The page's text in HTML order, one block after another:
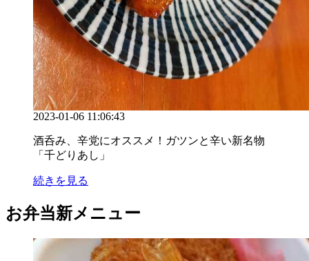
2023-01-06 11:06:43
酒呑み、辛党にオススメ！ガツンと辛い新名物
「千どりあし」
続きを見る
お弁当新メニュー